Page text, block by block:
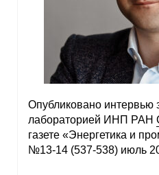
Опубликовано интервью
лабораторией ИНП РАН
газете «Энергетика и
№13-14 (537-538) июль